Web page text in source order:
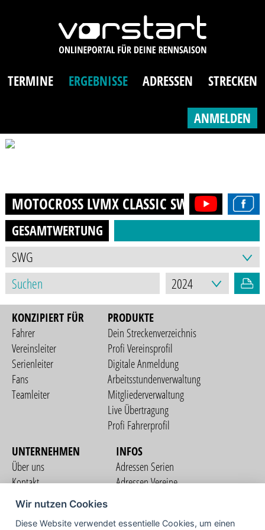
TERMINE ERGEBNISSE ADRESSEN STRECKEN
ANMELDEN
MOTOCROSS LVMX CLASSIC SWG CLASSIC
GESAMTWERTUNG
KONZIPIERT FÜR
Fahrer
Vereinsleiter
Serienleiter
Fans
Teamleiter
PRODUKTE
Dein Streckenverzeichnis
Profi Vereinsprofil
Digitale Anmeldung
Arbeitsstundenverwaltung
Mitgliederverwaltung
Live Übertragung
Profi Fahrerprofil
UNTERNEHMEN
Über uns
Kontakt
Nutzungsbedingungen
Datenschutzerklärung
INFOS
Adressen Serien
Adressen Vereine
Wir nutzen Cookies
Diese Website verwendet essentielle Cookies, um einen